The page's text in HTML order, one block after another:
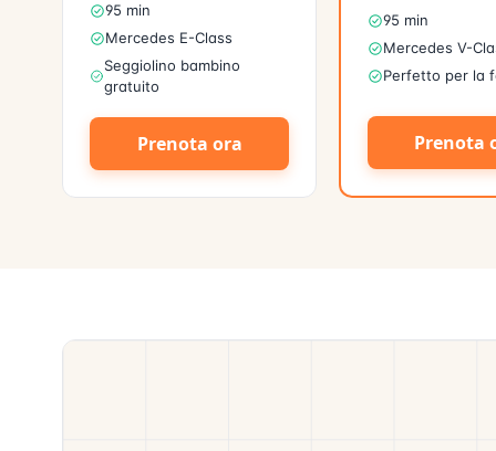
95 min
Mercedes E-Class
Seggiolino bambino
gratuito
Prenota ora
95 min
Mercedes V-
Perfetto per la
Prenota